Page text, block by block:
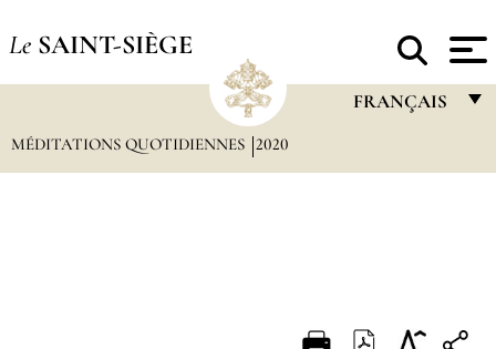
Le SAINT-SIÈGE
FRANÇAIS
MÉDITATIONS QUOTIDIENNES 2020